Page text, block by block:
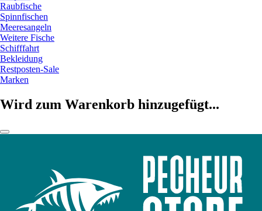
Raubfische
Spinnfischen
Meeresangeln
Weitere Fische
Schifffahrt
Bekleidung
Restposten-Sale
Marken
Wird zum Warenkorb hinzugefügt...